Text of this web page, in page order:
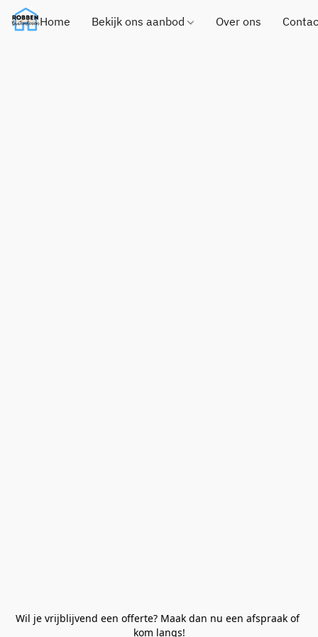
Home Bekijk ons aanbod Over ons
Wil je vrijblijvend een offerte? Maak dan nu een afspraak of
kom langs!